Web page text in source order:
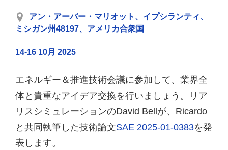
アン・アーバー・マリオット、イプシランティ、
ミシガン州48197、アメリカ合衆国
14-16 10月 2025
エネルギー＆推進技術会議に参加して、業界全
体と貴重なアイデア交換を行いましょう。リア
リスシミュレーションのDavid Bellが、Ricardo
と共同執筆した技術論文SAE 2025-01-0383を発
表します。